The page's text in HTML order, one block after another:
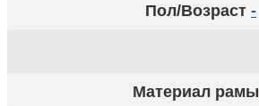
Пол/Возраст -
Материал рамы